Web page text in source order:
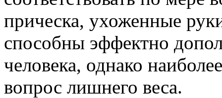
прическа, ухоженные
способны эффектно
человека, однако
вопрос лишнего веса.